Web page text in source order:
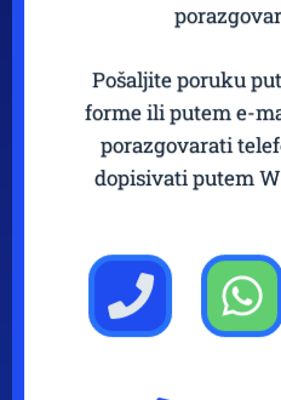
Pošaljite poruku
forme ili putem e-
porazgovarati
dopisivati putem